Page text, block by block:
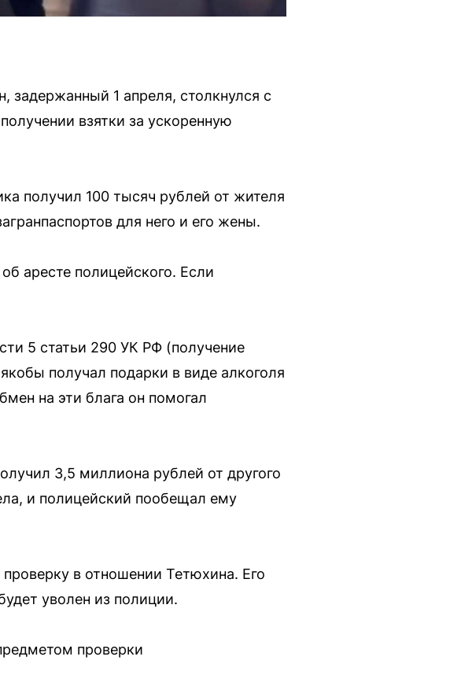
задержанный 1 апреля, столкнулся с
взятки за ускоренную
получил 100 тысяч рублей от жителя
для него и его жены.
аресте полицейского. Если
5 статьи 290 УК РФ (получение
получал подарки в виде алкоголя
на эти блага он помогал
3,5 миллиона рублей от другого
и полицейский пообещал ему
в отношении Тетюхина. Его
уволен из полиции.
проверки